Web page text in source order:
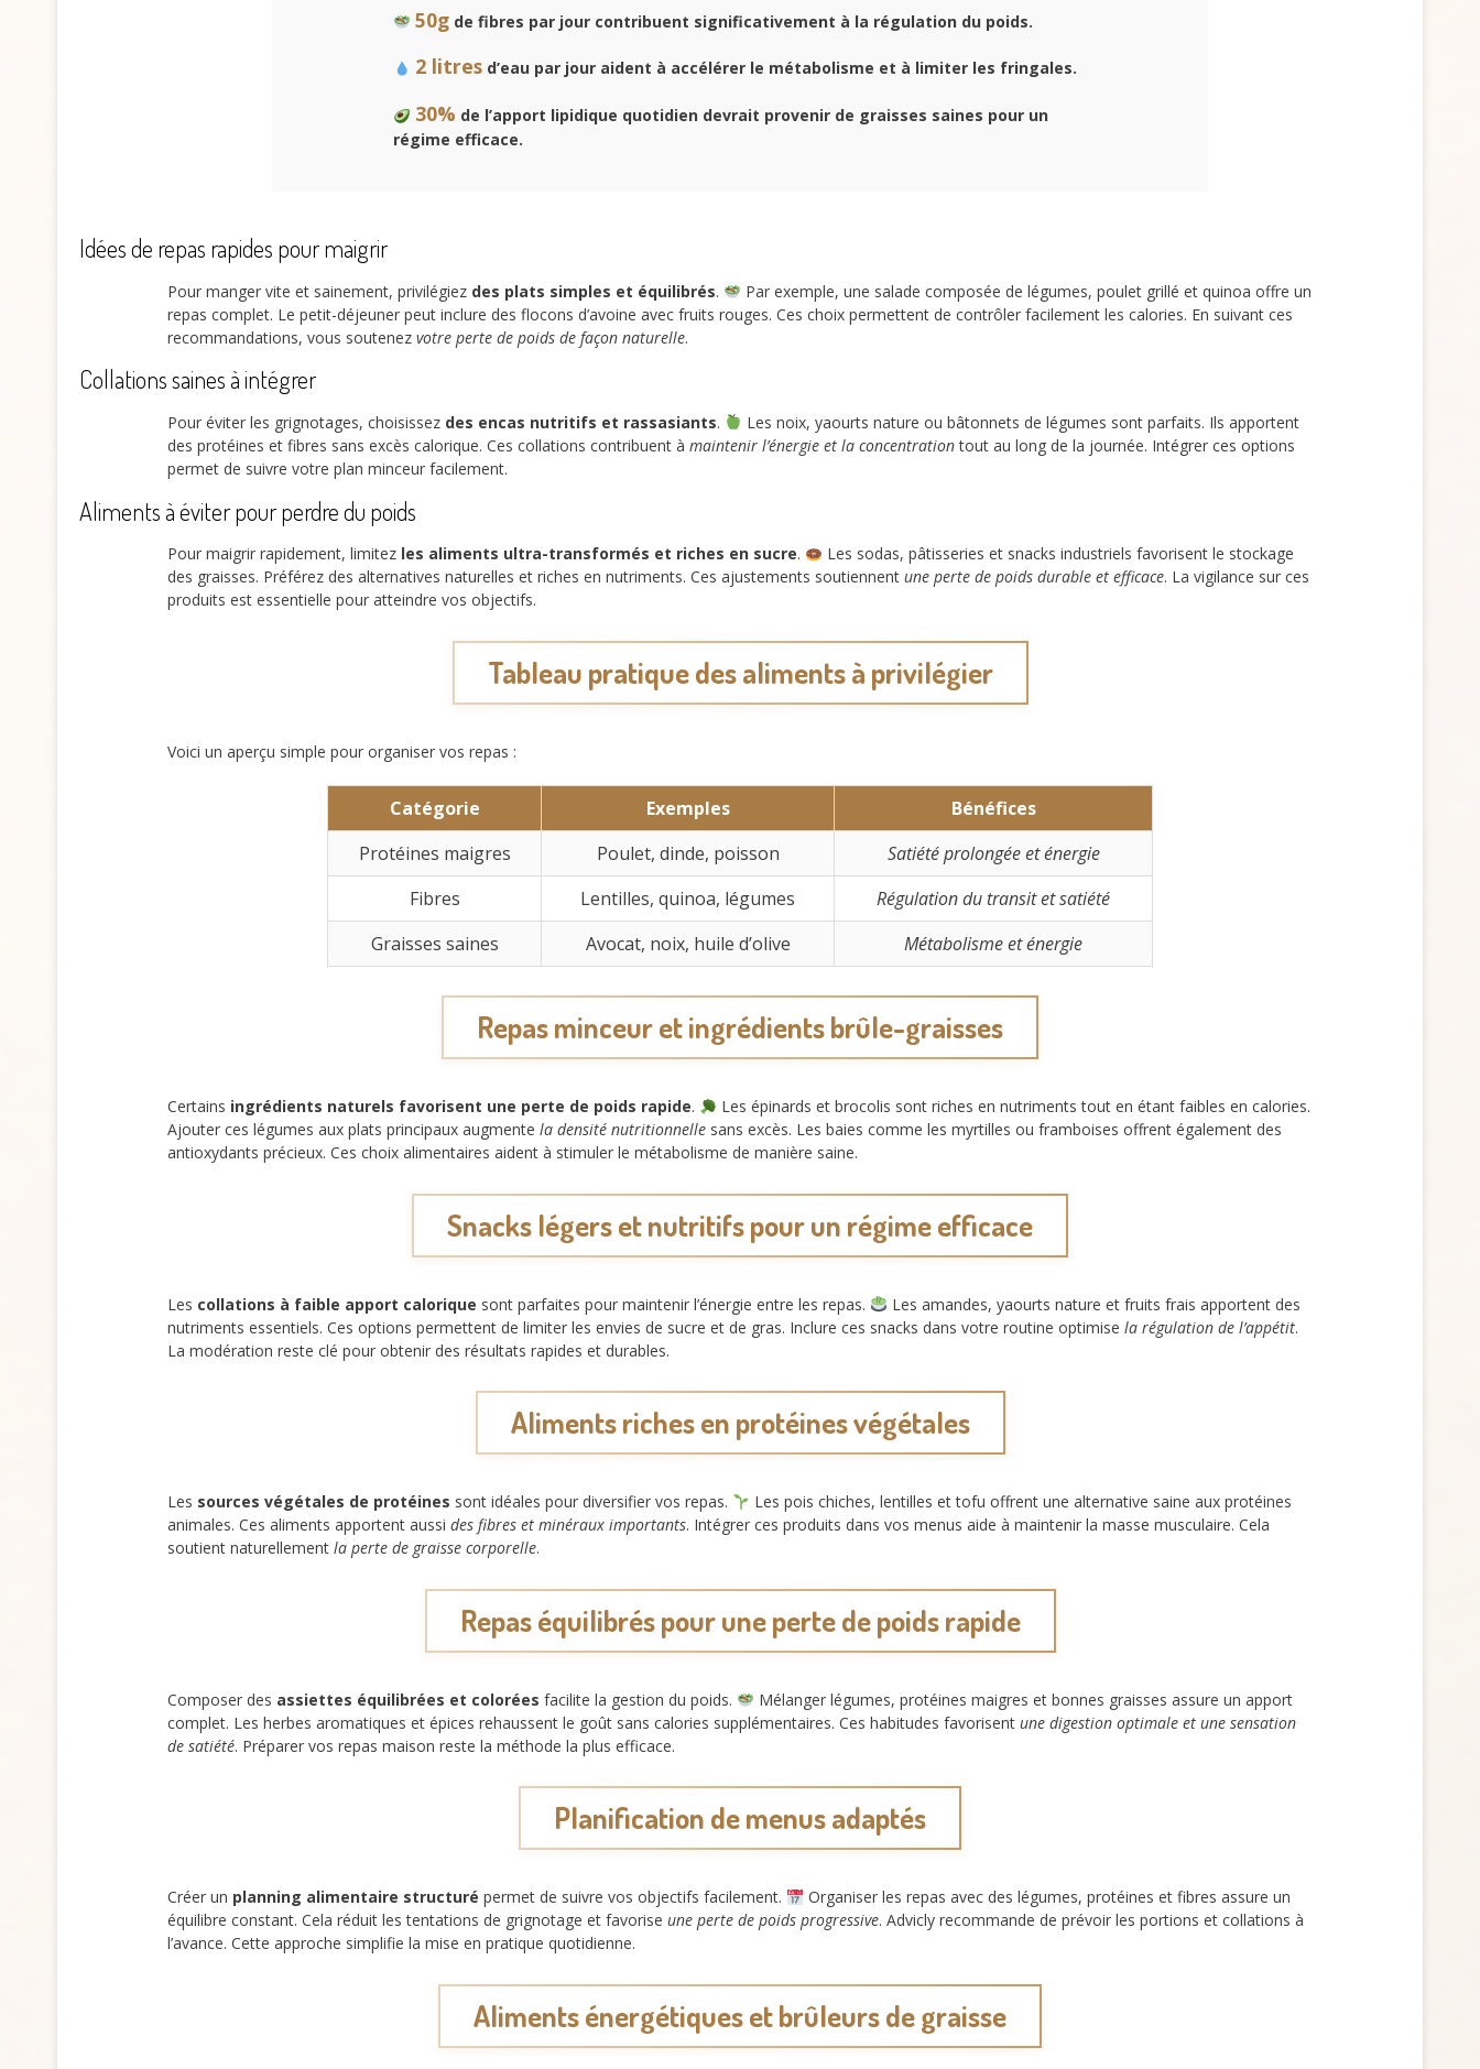
50gde fibres par jour contribuent significativement à la régulation du poids.
2 litresd’eau par jour aident à accélérer le métabolisme et à limiter les fringales.
30% de l’apport lipidique quotidien devrait provenir de graisses saines pour un
régime efficace.
Idées de repas rapides pour maigrir
Pour manger vite et sainement, privilégiez des plats simples et équilibrés.
Par exemple, une salade composée de légumes, poulet grillé et quinoa offre un
repas complet. Le petit-déjeuner peut inclure des flocons d’avoine avec fruits rouges. Ces choix permettent de contrôler facilement les calories. En suivant ces
recommandations, vous soutenez votre perte de poids de façon naturelle.
Collations saines à intégrer
Pour éviter les grignotages, choisissez des encas nutritifs et rassasiants.
Les noix, yaourts nature ou bâtonnets de légumes sont parfaits. Ils apportent
des protéines et fibres sans excès calorique. Ces collations contribuent à maintenir l’énergie et la concentrationtout au long de la journée. Intégrer ces options
permet de suivre votre plan minceur facilement.
Aliments à éviter pour perdre du poids
Pour maigrir rapidement, limitez les aliments ultra-transformés et riches en sucre.
Les sodas, pâtisseries et snacks industriels favorisent le stockage
des graisses. Préférez des alternatives naturelles et riches en nutriments. Ces ajustements soutiennent une perte de poids durable et efficace. La vigilance sur ces
produits est essentielle pour atteindre vos objectifs.
Tableau pratique des aliments à privilégier
Voici un aperçu simple pour organiser vos repas :
Catégorie Exemples
Bénéfices
Protéines maigres
Poulet, dinde, poisson
Satiété prolongée et énergie
Fibres
Lentilles, quinoa, légumes
Régulation du transit et satiété
Graisses saines
Avocat, noix, huile d’olive Métabolisme et énergie
Repas minceur et ingrédients brûle-graisses
Certains ingrédients naturels favorisent une perte de poids rapide.
Les épinards et brocolis sont riches en nutriments tout en étant faibles en calories.
Ajouter ces légumes aux plats principaux augmente la densité nutritionnelle sans excès. Les baies comme les myrtilles ou framboises offrent également des
antioxydants précieux. Ces choix alimentaires aident à stimuler le métabolisme de manière saine.
Snacks légers et nutritifs pour un régime efficace
Les collations à faible apport calorique sont parfaites pour maintenir l’énergie entre les repas.
Les amandes, yaourts nature et fruits frais apportent des
nutriments essentiels. Ces options permettent de limiter les envies de sucre et de gras. Inclure ces snacks dans votre routine optimise la régulation de l’appétit.
La modération reste clé pour obtenir des résultats rapides et durables.
Aliments riches en protéines végétales
Les sources végétales de protéines sont idéales pour diversifier vos repas.
Les pois chiches, lentilles et tofu offrent une alternative saine aux protéines
animales. Ces aliments apportent aussi des fibres et minéraux importants. Intégrer ces produits dans vos menus aide à maintenir la masse musculaire. Cela
soutient naturellement la perte de graisse corporelle.
Repas équilibrés pour une perte de poids rapide
Composer des assiettes équilibrées et colorées facilite la gestion du poids.
Mélanger légumes, protéines maigres et bonnes graisses assure un apport
complet. Les herbes aromatiques et épices rehaussent le goût sans calories supplémentaires. Ces habitudes favorisent une digestion optimale et une sensation
de satiété. Préparer vos repas maison reste la méthode la plus efficace.
Planification de menus adaptés
Créer un planning alimentaire structuré permet de suivre vos objectifs facilement.
Organiser les repas avec des légumes, protéines et fibres assure un
équilibre constant. Cela réduit les tentations de grignotage et favorise une perte de poids progressive. Advicly recommande de prévoir les portions et collations à
l’avance. Cette approche simplifie la mise en pratique quotidienne.
Aliments énergétiques et brûleurs de graisse